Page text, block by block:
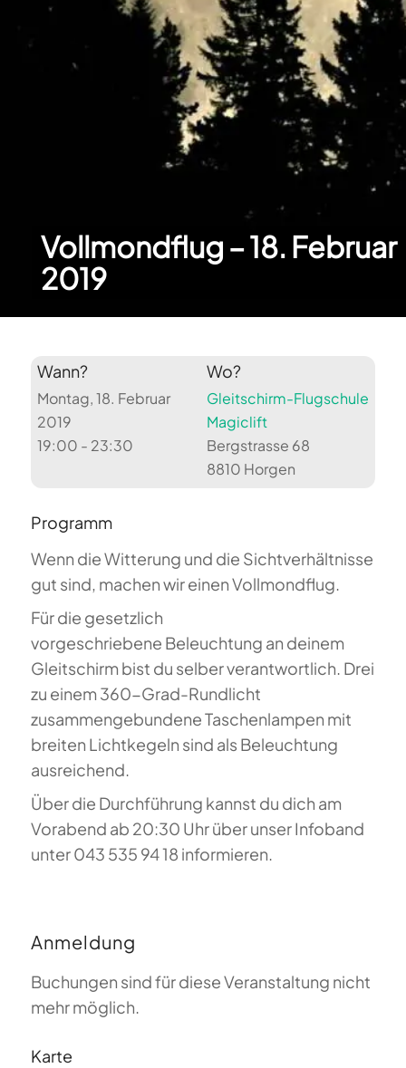
Vollmondflug – 18. Februar
2019
Wann?
Montag, 18. Februar
2019
19:00 - 23:30
Wo?
Gleitschirm-Flugschule
Magiclift
Bergstrasse 68
8810 Horgen
Programm
Wenn die Witterung und die Sichtverhältnisse
gut sind, machen wir einen Vollmondflug.
Für die gesetzlich
vorgeschriebene Beleuchtung an deinem
Gleitschirm bist du selber verantwortlich. Drei
zu einem 360-Grad-Rundlicht
zusammengebundene Taschenlampen mit
breiten Lichtkegeln sind als Beleuchtung
ausreichend.
Über die Durchführung kannst du dich am
Vorabend ab 20:30 Uhr über unser Infoband
unter 043 535 94 18 informieren.
Anmeldung
Buchungen sind für diese Veranstaltung nicht
mehr möglich.
Karte